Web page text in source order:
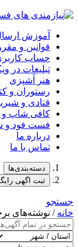
آموزش
قوانین و
حساب
تبلیغات در
هنر آشپزی
رستوران و
قنادی و
کافی شاپ و
فست فود و
درباره ما
تماس با ما
دسته‌بندی‌ها
ثبت اگهی
جستجو
خانه / نوشته‌های